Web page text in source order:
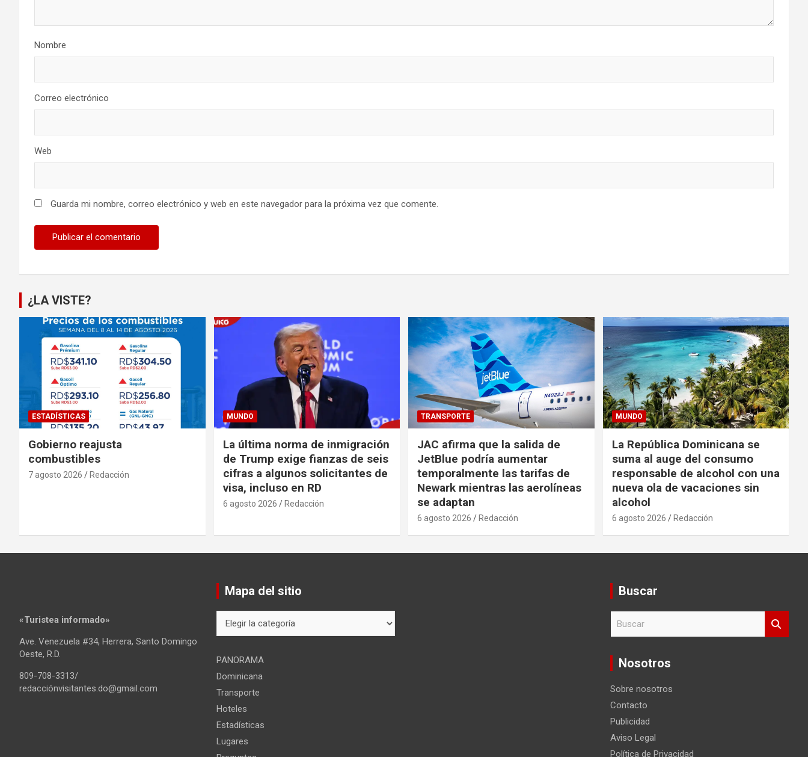
Nombre
Correo electrónico
Web
Guarda mi nombre, correo electrónico y web en este navegador para la próxima vez que comente.
¿LA VISTE?
ESTADÍSTICAS
Gobierno reajusta
combustibles
7 agosto 2026 Redacción
MUNDO
La última norma de inmigración
de Trump exige fianzas de seis
cifras a algunos solicitantes de
visa, incluso en RD
6 agosto 2026 Redacción
TRANSPORTE
JAC afirma que la salida de
JetBlue podría aumentar
temporalmente las tarifas de
Newark mientras las aerolíneas
se adaptan
6 agosto 2026 Redacción
MUNDO
La República Dominicana se
suma al auge del consumo
responsable de alcohol con una
nueva ola de vacaciones sin
alcohol
6 agosto 2026 Redacción
«Turistea informado»
Ave. Venezuela #34, Herrera, Santo Domingo
Oeste, R.D.
809-708-3313/
redacciónvisitantes.do@gmail.com
Mapa del sitio
del
PANORAMA
Dominicana
Transporte
Hoteles
Estadísticas
Lugares
Buscar
c
Nosotros
Sobre nosotros
Contacto
Publicidad
Aviso Legal
Política de Privacidad